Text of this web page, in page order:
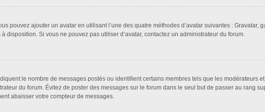
pouvez ajouter un avatar en utilisant l’une des quatre méthodes d’avatar suivantes : Gravatar,
disposition. Si vous ne pouvez pas utiliser d’avatar, contactez un administrateur du forum.
le nombre de messages postés ou identifient certains membres tels que les modérateurs
du forum. Évitez de poster des messages sur le forum dans le seul but de passer au rang
abaisser votre compteur de messages.